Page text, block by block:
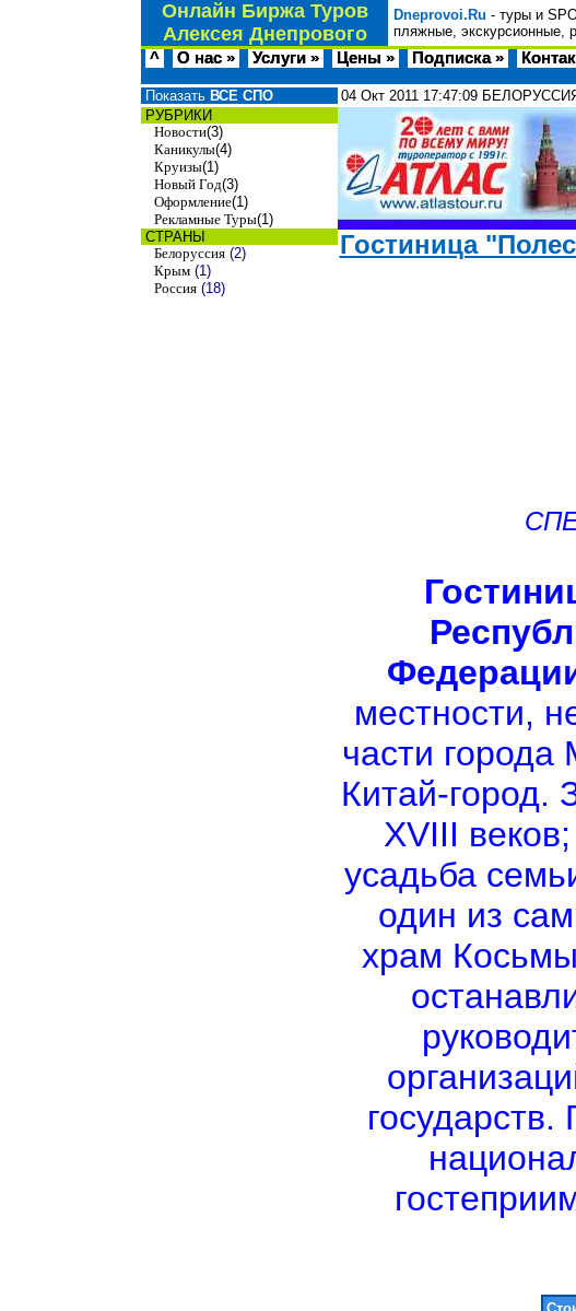
Онлайн Биржа Туров
Алексея Днепрового
Dneprovoi.Ru - туры и
пляжные, экскурсионные,
^ О нас » Услуги » Цены » Подписка »
Показать ВСЕ СПО
РУБРИКИ
Новости(3)
Каникулы(4)
Круизы(1)
Новый Год(3)
Оформление(1)
Рекламные Туры(1)
СТРАНЫ
Белоруссия (2)
Крым (1)
Россия (18)
04 Окт 2011 17:47:09
Гостиница
местности,
части
Китай-город.
XVIII
усадьба
один из
храм